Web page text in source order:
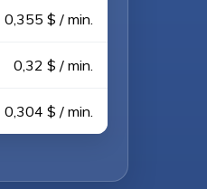
0,355 $ / min.
0,32 $ / min.
0,304 $ / min.